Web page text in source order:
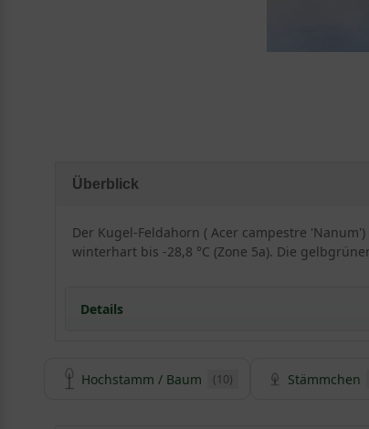
Überblick
Der Kugel-Feldahorn ( Acer campestre
winterhart bis -28,8 °C (Zone 5a). Die
Details
Herkunft und Besonderheiten des Acer
Hochstamm / Baum (10) Stämmchen